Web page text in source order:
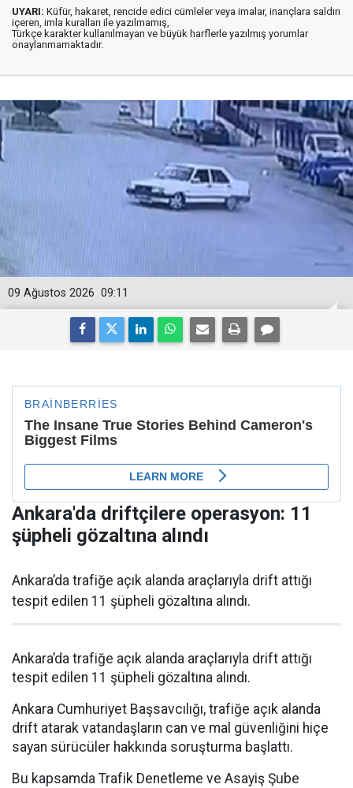
UYARI: Küfür, hakaret, rencide edici cümleler veya imalar, inançlara saldırı
içeren, imla kuralları ile yazılmamış,
Türkçe karakter kullanılmayan ve büyük harflerle yazılmış yorumlar
onaylanmamaktadır.
09:11
09 Ağustos 2026
Ankara'da driftçilere operasyon: 11
şüpheli gözaltına alındı
Ankara’da trafiğe açık alanda araçlarıyla drift attığı
tespit edilen 11 şüpheli gözaltına alındı.
Ankara’da trafiğe açık alanda araçlarıyla drift attığı
tespit edilen 11 şüpheli gözaltına alındı.
Ankara Cumhuriyet Başsavcılığı, trafiğe açık alanda
drift atarak vatandaşların can ve mal güvenliğini hiçe
sayan sürücüler hakkında soruşturma başlattı.
Bu kapsamda Trafik Denetleme ve Asayiş Şube